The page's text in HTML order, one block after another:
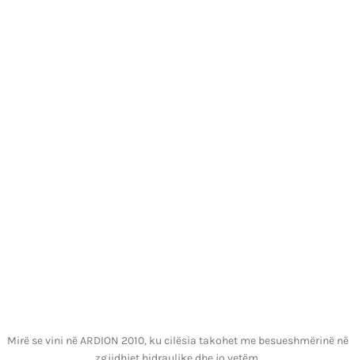
Mirë se vini në ARDION 2010, ku cilësia takohet me besueshmërinë në